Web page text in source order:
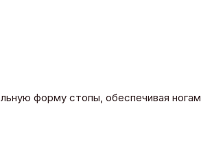
форму стопы, обеспечивая ногам